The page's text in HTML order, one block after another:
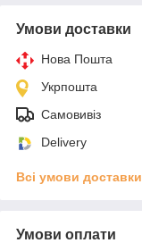
Умови доставки
Нова Пошта
Укрпошта
Самовивіз
Delivery
Всі умови доставки
Умови оплати